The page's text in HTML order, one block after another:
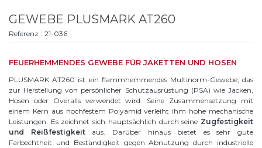
GEWEBE PLUSMARK AT260
Referenz : 21-036
FEUERHEMMENDES GEWEBE FÜR JAKETTEN UND HOSEN
PLUSMARK AT260 ist ein flammhemmendes Multinorm-Gewebe, das
zur Herstellung von persönlicher Schutzausrüstung (PSA) wie Jacken,
Hosen oder Overalls verwendet wird. Seine Zusammensetzung mit
einem Kern aus hochfestem Polyamid verleiht ihm hohe mechanische
Leistungen. Es zeichnet sich hauptsächlich durch seine Zugfestigkeit
und Reißfestigkeitaus. Darüber hinaus bietet es sehr gute
Farbechtheit und Beständigkeit gegen Abnutzung durch industrielle